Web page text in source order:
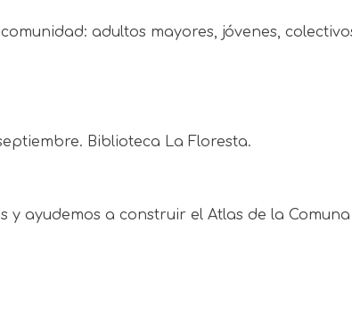
adultos mayores, jóvenes,
septiembre. Biblioteca La Floresta.
y ayudemos a construir el Atlas de la Comuna